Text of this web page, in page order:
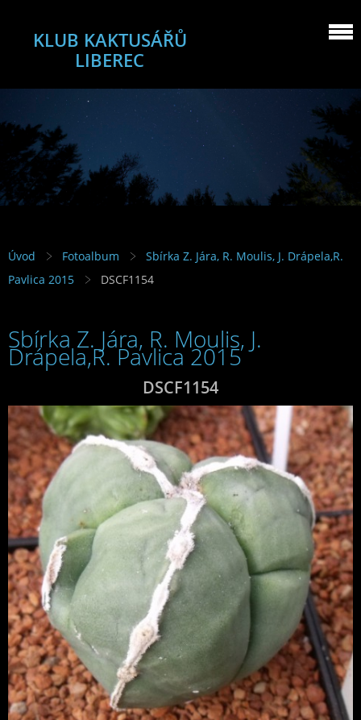
KLUB KAKTUSÁŘŮ
LIBEREC
Úvod Fotoalbum
Sbírka Z. Jára, R. Moulis, J. Drápela,R.
Pavlica 2015
DSCF1154
Sbírka Z. Jára, R. Moulis, J.
Drápela,R. Pavlica 2015
DSCF1154